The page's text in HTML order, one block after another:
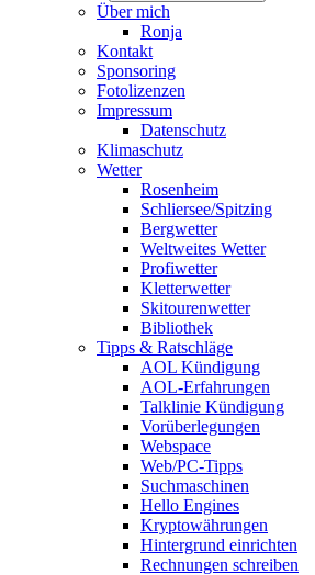
Über mich
Ronja
Kontakt
Sponsoring
Fotolizenzen
Impressum
Datenschutz
Klimaschutz
Wetter
Rosenheim
Schliersee/Spitzing
Bergwetter
Weltweites Wetter
Profiwetter
Kletterwetter
Skitourenwetter
Bibliothek
Tipps & Ratschläge
AOL Kündigung
AOL-Erfahrungen
Talklinie Kündigung
Vorüberlegungen
Webspace
Web/PC-Tipps
Suchmaschinen
Hello Engines
Kryptowährungen
Hintergrund einrichten
Rechnungen schreiben